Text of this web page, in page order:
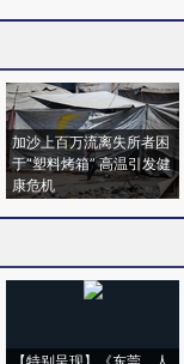
加沙上百万流离失所者困
于“塑料烤箱” 高温引发健
康危机